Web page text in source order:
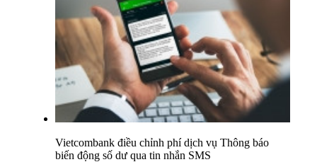
Vietcombank điều chỉnh phí dịch vụ Thông báo
biến động số dư qua tin nhắn SMS